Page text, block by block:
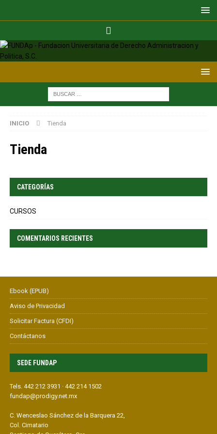
INICIO Tienda
Tienda
CATEGORÍAS
CURSOS
COMENTARIOS RECIENTES
Ebook (EPUB)
Aviso de Privacidad
Solicitar Factura (CFDI)
Contáctanos
SEDE FUNDAP
Tels. 442 212 3931 · 442 214 1502
fundap@prodigy.net.mx
C. Wenceslao Sánchez de la Barquera 22,
Col. Cimatario